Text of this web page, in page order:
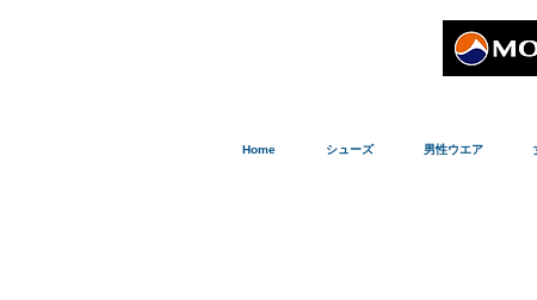
Home シューズ 男性ウエア